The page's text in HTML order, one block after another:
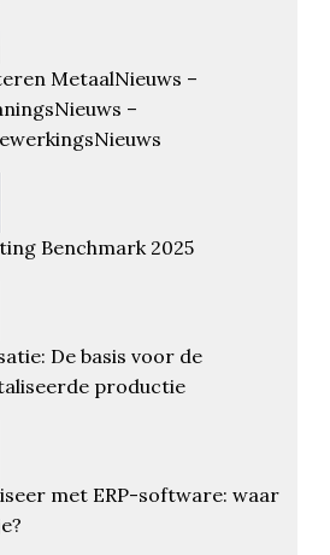
MetaalNieuws –
–
Benchmark 2025
De basis voor de
productie
met ERP-software: waar